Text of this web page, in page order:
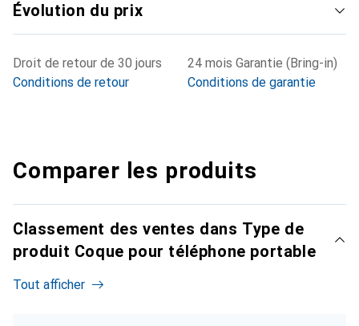
Évolution du prix
Droit de retour de 30 jours
Conditions de retour
24 mois Garantie (Bring-in)
Conditions de garantie
Comparer les produits
Classement des ventes dans Type de
produit Coque pour téléphone portable
Tout afficher